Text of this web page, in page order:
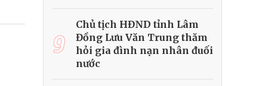
9
Chủ tịch HĐND tỉnh Lâm
Đồng Lưu Văn Trung thăm
hỏi gia đình nạn nhân đuối
nước